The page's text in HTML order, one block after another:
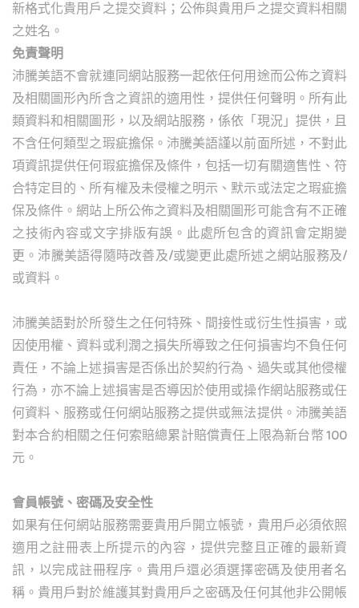
新格式化貴用戶之提交資料；公佈與貴用戶之提交資料相關
之姓名。
免責聲明
沛騰美語不會就連同網站服務一起依任何用途而公佈之資料
及相關圖形內所含之資訊的適用性，提供任何聲明。所有此
類資料和相關圖形，以及網站服務，係依「現況」提供，且
不含任何類型之瑕疵擔保。沛騰美語謹以前面所述，不對此
項資訊提供任何瑕疵擔保及條件，包括一切有關適售性、符
合特定目的、所有權及未侵權之明示、默示或法定之瑕疵擔
保及條件。網站上所公佈之資料及相關圖形可能含有不正確
之技術內容或文字排版有誤。此處所包含的資訊會定期變
更。沛騰美語得隨時改善及/或變更此處所述之網站服務及/
或資料。
沛騰美語對於所發生之任何特殊、間接性或衍生性損害，或
因使用權、資料或利潤之損失所導致之任何損害均不負任何
責任，不論上述損害是否係出於契約行為、過失或其他侵權
行為，亦不論上述損害是否導因於使用或操作網站服務或任
何資料、服務或任何網站服務之提供或無法提供。沛騰美語
對本合約相關之任何索賠總累計賠償責任上限為新台幣 100
元。
會員帳號、密碼及安全性
如果有任何網站服務需要貴用戶開立帳號，貴用戶必須依照
適用之註冊表上所提示的內容，提供完整且正確的最新資
訊，以完成註冊程序。貴用戶還必須選擇密碼及使用者名
稱。貴用戶對於維護其對貴用戶之密碼及任何其他非公開帳